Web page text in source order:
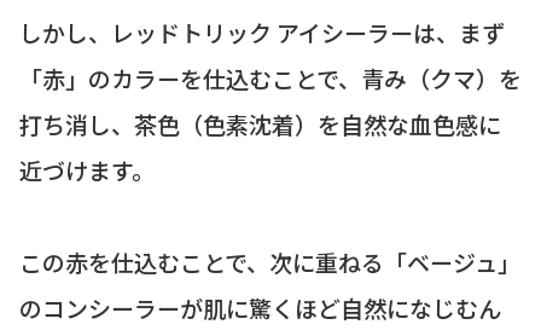
しかし、レッドトリック アイシーラーは、まず
「赤」のカラーを仕込むことで、青み（クマ）を
打ち消し、茶色（色素沈着）を自然な血色感に
近づけます。
この赤を仕込むことで、次に重ねる「ベージュ」
のコンシーラーが肌に驚くほど自然になじむん